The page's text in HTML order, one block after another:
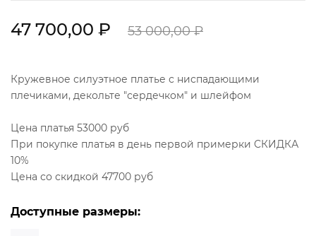
47 700,00 ₽ 53 000,00 ₽
Кружевное силуэтное платье с ниспадающими
плечиками, декольте "сердечком" и шлейфом
Цена платья 53000 руб
При покупке платья в день первой примерки СКИДКА
10%
Цена со скидкой 47700 руб
Доступные размеры: